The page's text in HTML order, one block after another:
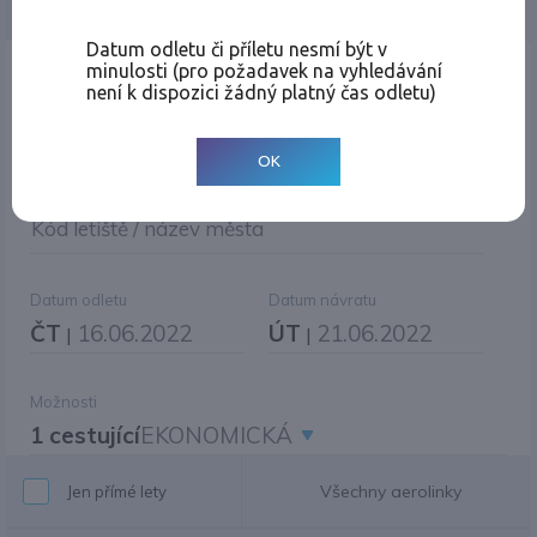
Místo odletu
Kód letiště / název města
Datum odletu
ČT | 16.06.2022
Datum návratu
ÚT | 21.06.2022
Možnosti
1 cestujícíEKONOMICKÁ
Jen přímé lety Všechny aerolinky
Datum odletu či příletu nesmí být v
minulosti (pro požadavek na vyhledávání
není k dispozici žádný platný čas odletu)
OK